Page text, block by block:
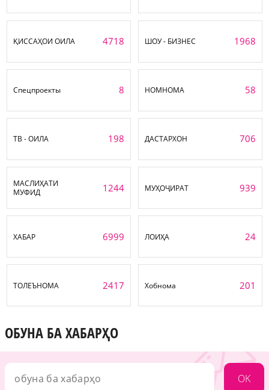
ҚИССАҲОИ ОИЛА 4718 ШОУ - БИЗНЕС 1968
Спецпроекты 8 НОМНОМА 58
ТВ - ОИЛА 198 ДАСТАРХОН 706
МАСЛИҲАТИ
МУФИД
1244 МУҲОҶИРАТ 939
ХАБАР 6999 ЛОИҲА 24
ТОЛЕЪНОМА 2417 Хобнома 201
ОБУНА БА ХАБАРҲО
OK